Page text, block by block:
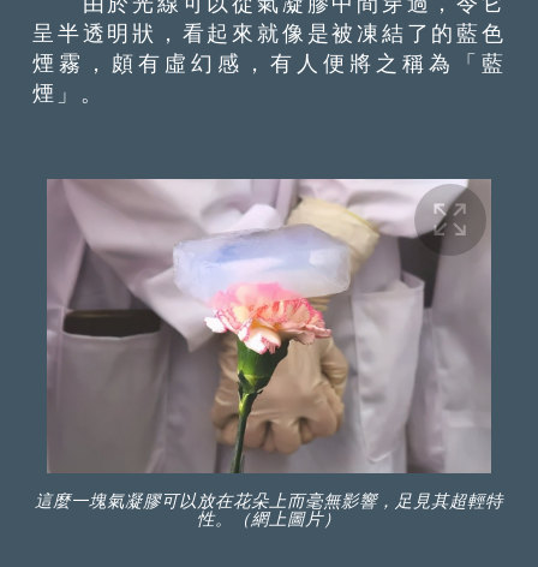
呈半透明狀，看起來就像是被凍結了的藍色
煙霧，頗有虛幻感，有人便將之稱為「藍
煙」。
這麼一塊氣凝膠可以放在花朵上而毫無影響，足見其超輕特
性。（網上圖片）